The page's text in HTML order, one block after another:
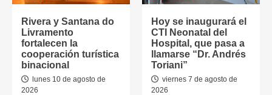
Rivera y Santana do
Livramento
fortalecen la
cooperación turística
binacional
lunes 10 de agosto de
2026
Hoy se inaugurará el
CTI Neonatal del
Hospital, que pasa a
llamarse “Dr. Andrés
Toriani”
viernes 7 de agosto de
2026